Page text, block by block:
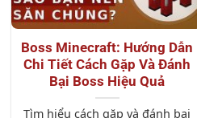
Boss Minecraft: Hướng Dẫn
Chi Tiết Cách Gặp Và Đánh
Bại Boss Hiệu Quả
Tìm hiểu cách gặp và đánh bại